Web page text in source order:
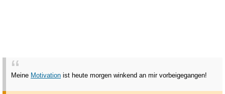
Meine Motivation ist heute morgen winkend an mir vorbeigegangen!